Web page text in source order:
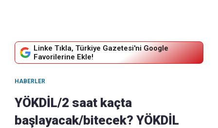
Linke Tıkla, Türkiye Gazetesi'ni Google
Favorilerine Ekle!
HABERLER
YÖKDİL/2 saat kaçta
başlayacak/bitecek? YÖKDİL